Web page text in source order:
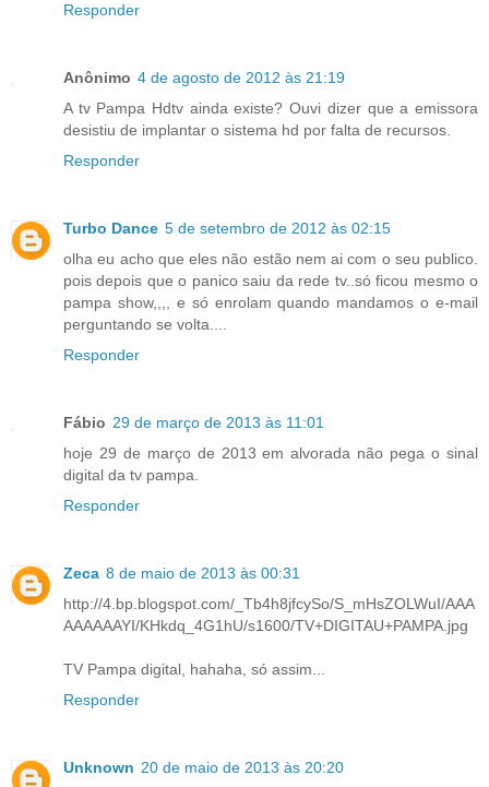
Responder
Anônimo 4 de agosto de 2012 às 21:19
A tv Pampa Hdtv ainda existe? Ouvi dizer que a emissora
desistiu de implantar o sistema hd por falta de recursos.
Responder
Turbo Dance 5 de setembro de 2012 às 02:15
olha eu acho que eles não estão nem ai com o seu publico.
pois depois que o panico saiu da rede tv..só ficou mesmo o
pampa show,,,, e só enrolam quando mandamos o e-mail
perguntando se volta....
Responder
Fábio 29 de março de 2013 às 11:01
hoje 29 de março de 2013 em alvorada não pega o sinal
digital da tv pampa.
Responder
Zeca 8 de maio de 2013 às 00:31
http://4.bp.blogspot.com/_Tb4h8jfcySo/S_mHsZOLWuI/AAA
AAAAAAYI/KHkdq_4G1hU/s1600/TV+DIGITAU+PAMPA.jpg
TV Pampa digital, hahaha, só assim...
Responder
Unknown 20 de maio de 2013 às 20:20